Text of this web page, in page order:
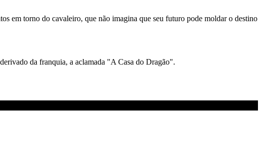
em torno do cavaleiro, que não imagina que seu futuro pode moldar o destino
da franquia, a aclamada "A Casa do Dragão".